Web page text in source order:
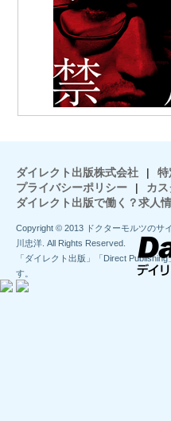
ダイレクト出版株式会社 | 特
プライバシーポリシー
| カス
ダイレクト出版で働く？求人
Copyright © 2013 ドクターモルツのサ
川忠洋. All Rights Reserved.
「ダイレクト出版」「Direct
す。